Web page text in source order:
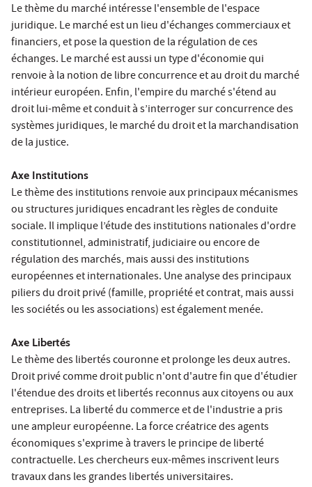
Le thème du marché intéresse l'ensemble de l'espace
juridique. Le marché est un lieu d'échanges commerciaux et
financiers, et pose la question de la régulation de ces
échanges. Le marché est aussi un type d'économie qui
renvoie à la notion de libre concurrence et au droit du marché
intérieur européen. Enfin, l'empire du marché s'étend au
droit lui-même et conduit à s’interroger sur concurrence des
systèmes juridiques, le marché du droit et la marchandisation
de la justice.
Axe Institutions
Le thème des institutions renvoie aux principaux mécanismes
ou structures juridiques encadrant les règles de conduite
sociale. Il implique l’étude des institutions nationales d'ordre
constitutionnel, administratif, judiciaire ou encore de
régulation des marchés, mais aussi des institutions
européennes et internationales. Une analyse des principaux
piliers du droit privé (famille, propriété et contrat, mais aussi
les sociétés ou les associations) est également menée.
Axe Libertés
Le thème des libertés couronne et prolonge les deux autres.
Droit privé comme droit public n'ont d'autre fin que d'étudier
l'étendue des droits et libertés reconnus aux citoyens ou aux
entreprises. La liberté du commerce et de l'industrie a pris
une ampleur européenne. La force créatrice des agents
économiques s'exprime à travers le principe de liberté
contractuelle. Les chercheurs eux-mêmes inscrivent leurs
travaux dans les grandes libertés universitaires.